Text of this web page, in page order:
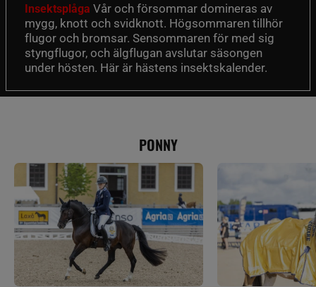
Insektsplåga Vår och försommar domineras av
mygg, knott och svidknott. Högsommaren tillhör
flugor och bromsar. Sensommaren för med sig
styngflugor, och älgflugan avslutar säsongen
under hösten. Här är hästens insektskalender.
PONNY